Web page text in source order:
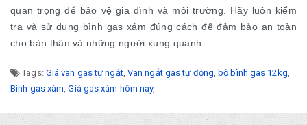
quan trọng để bảo vệ gia đình và môi trường. Hãy luôn kiểm
tra và sử dụng bình gas xám đúng cách để đảm bảo an toàn
cho bản thân và những người xung quanh.
Tags: Giá van gas tự ngắt, Van ngắt gas tự động bộ bình gas 12kg
Bình gas xám ,Giá gas xám hôm nay,